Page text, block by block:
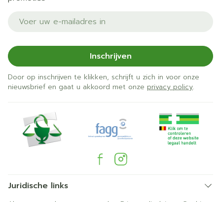
E-mail adres
Inschrijven
Door op inschrijven te klikken, schrijft u zich in voor onze
nieuwsbrief en gaat u akkoord met onze privacy policy.
Juridische links